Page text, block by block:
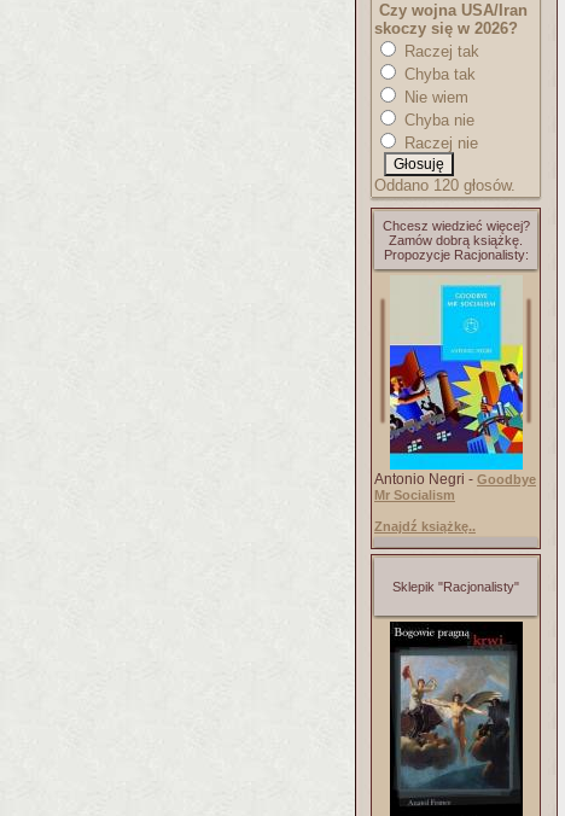
Czy wojna USA/Iran
skoczy się w 2026?
Raczej tak
Chyba tak
Nie wiem
Chyba nie
Raczej nie
Oddano 120 głosów.
Chcesz wiedzieć więcej?
Zamów dobrą książkę.
Propozycje Racjonalisty:
Antonio Negri - Goodbye
Mr Socialism
Znajdź książkę..
Sklepik "Racjonalisty"